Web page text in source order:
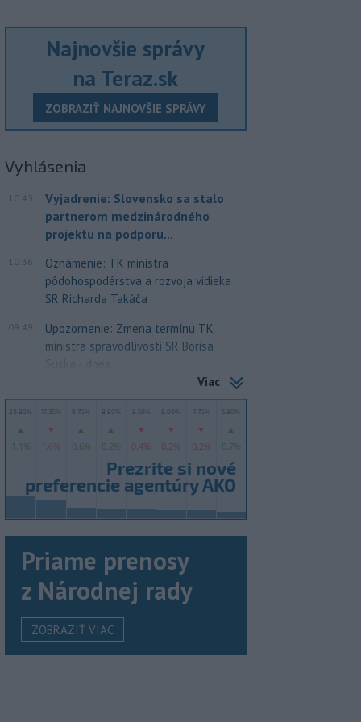
Najnovšie správy
na Teraz.sk
ZOBRAZIŤ NAJNOVŠIE SPRÁVY
Vyhlásenia
10:43
Vyjadrenie: Slovensko sa stalo
partnerom medzinárodného
projektu na podporu...
10:36
Oznámenie: TK ministra
pôdohospodárstva a rozvoja vidieka
SR Richarda Takáča
09:49
Upozornenie: Zmena termínu TK
ministra spravodlivosti SR Borisa
Suska - dnes
Viac
Priame prenosy
z Národnej rady
ZOBRAZIŤ VIAC